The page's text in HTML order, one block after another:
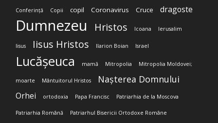
Conferință Copii copil Coronavirus Cruce dragoste
Dumnezeu Hristos Icoana Ierusalim
Iisus Iisus Hristos Ilarion Boian Israel
Lucășeuca mamă Mitropolia Mitropolia Moldovei;
moarte Mântuitorul Hristos Nașterea Domnului
Orhei ortodoxia Papa Francisc Patriarhia de la Moscova
Patriarhia Română Patriarhul Bisericii Ortodoxe Române